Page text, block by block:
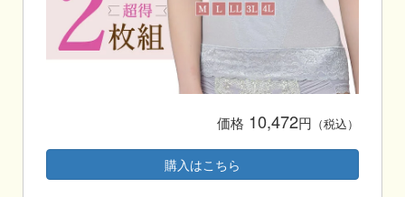
価格 10,472円 （税込）
購入はこちら